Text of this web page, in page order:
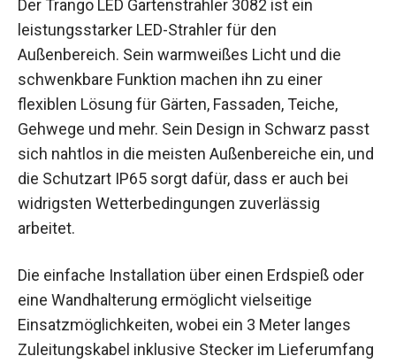
Der Trango LED Gartenstrahler 3082 ist ein
leistungsstarker LED-Strahler für den
Außenbereich. Sein warmweißes Licht und die
schwenkbare Funktion machen ihn zu einer
flexiblen Lösung für Gärten, Fassaden, Teiche,
Gehwege und mehr. Sein Design in Schwarz passt
sich nahtlos in die meisten Außenbereiche ein, und
die Schutzart IP65 sorgt dafür, dass er auch bei
widrigsten Wetterbedingungen zuverlässig
arbeitet.
Die einfache Installation über einen Erdspieß oder
eine Wandhalterung ermöglicht vielseitige
Einsatzmöglichkeiten, wobei ein 3 Meter langes
Zuleitungskabel inklusive Stecker im Lieferumfang